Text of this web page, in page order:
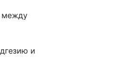
между
и